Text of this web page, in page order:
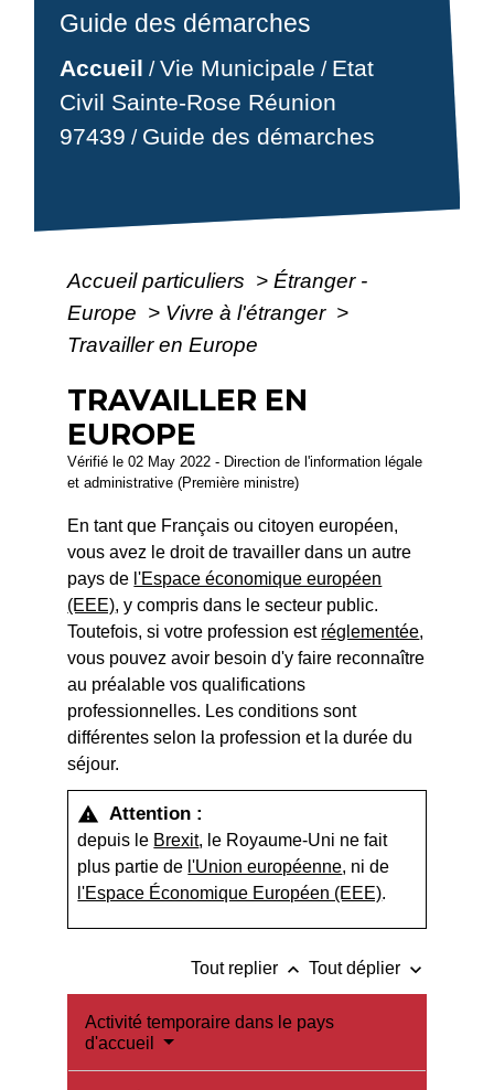
Guide des démarches
Accueil /Vie Municipale / Etat
Civil Sainte-Rose Réunion
97439 / Guide des démarches
Accueil particuliers > Étranger -
Europe > Vivre à l'étranger >
Travailler en Europe
TRAVAILLER EN
EUROPE
Vérifié le 02 May 2022 - Direction de l'information légale
et administrative (Première ministre)
En tant que Français ou citoyen européen,
vous avez le droit de travailler dans un autre
pays de l'Espace économique européen
(EEE), y compris dans le secteur public.
Toutefois, si votre profession est réglementée,
vous pouvez avoir besoin d'y faire reconnaître
au préalable vos qualifications
professionnelles. Les conditions sont
différentes selon la profession et la durée du
séjour.
warning Attention :
depuis le Brexit, le Royaume-Uni ne fait
plus partie de l'Union européenne, ni de
l'Espace Économique Européen (EEE).
Tout replier keyboard_arrow_up Tout déplier keyboard_arrow_down
Activité temporaire dans le pays
d'accueil